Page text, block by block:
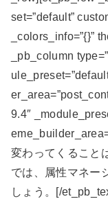
set=”default”
_colors_info=”{}”
_pb_column
9.4″
変わってくること
では、属性マネー
しょう。[/